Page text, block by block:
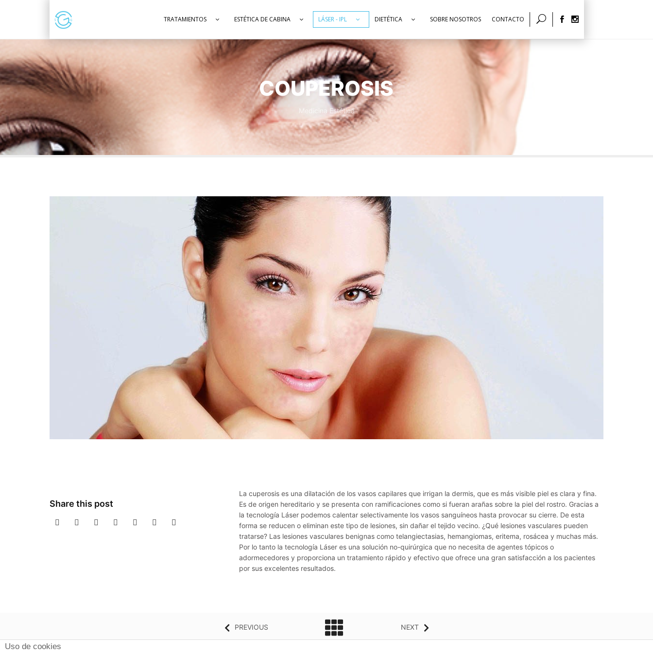
TRATAMIENTOS ESTÉTICA DE CABINA LÁSER - IPL DIETÉTICA SOBRE NOSOTROS CONTACTO
COUPEROSIS
Medicina Estética
Share this post
La cuperosis es una dilatación de los vasos capilares que irrigan la dermis, que es más visible piel es clara y fina.
Es de origen hereditario y se presenta con ramificaciones como si fueran arañas sobre la piel del rostro. Gracias a
la tecnología Láser podemos calentar selectivamente los vasos sanguíneos hasta provocar su cierre. De esta
forma se reducen o eliminan este tipo de lesiones, sin dañar el tejido vecino. ¿Qué lesiones vasculares pueden
tratarse? Las lesiones vasculares benignas como telangiectasias, hemangiomas, eritema, rosácea y muchas más.
Por lo tanto la tecnología Láser es una solución no-quirúrgica que no necesita de agentes tópicos o
adormecedores y proporciona un tratamiento rápido y efectivo que ofrece una gran satisfacción a los pacientes
por sus excelentes resultados.
PREVIOUS NEXT
Uso de cookies